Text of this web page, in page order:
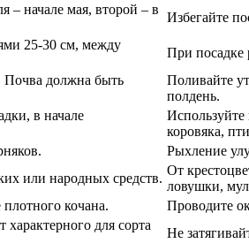
– начале мая, второй – в
Избегайте
25-30 см, между
При посадке
Почва должна быть
Поливайте
полдень.
в начале
коровяка,
Рыхление
или народных средств.
От
ловушки,
кочана.
Проводите
для сорта
Не